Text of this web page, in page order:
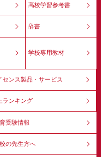
高校学習参考書
辞書
学校専用教材
センス製品・サービス
ランキング
受験情報
の先生方へ